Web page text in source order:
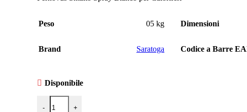
Peso 05 kg Dimensioni
Brand Saratoga Codice a Barre
Disponibile
-
Fernovus Smalto Spray Bianco per Caloriferi termosifoni
+